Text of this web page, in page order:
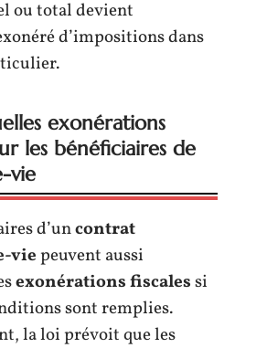
ou total devient
d’impositions dans
exonérations
les bénéficiaires de
vie
d’uncontrat
viepeuvent aussi
exonérations fiscalessi
sont remplies.
la loi prévoit que les